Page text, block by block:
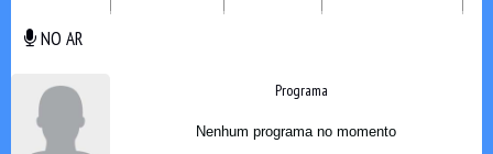
NO AR
Programa
Nenhum programa no momento